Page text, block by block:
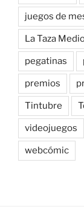
juegos de
La Taza
pegatinas
premios
Tintubre
videojuegos
webcómic